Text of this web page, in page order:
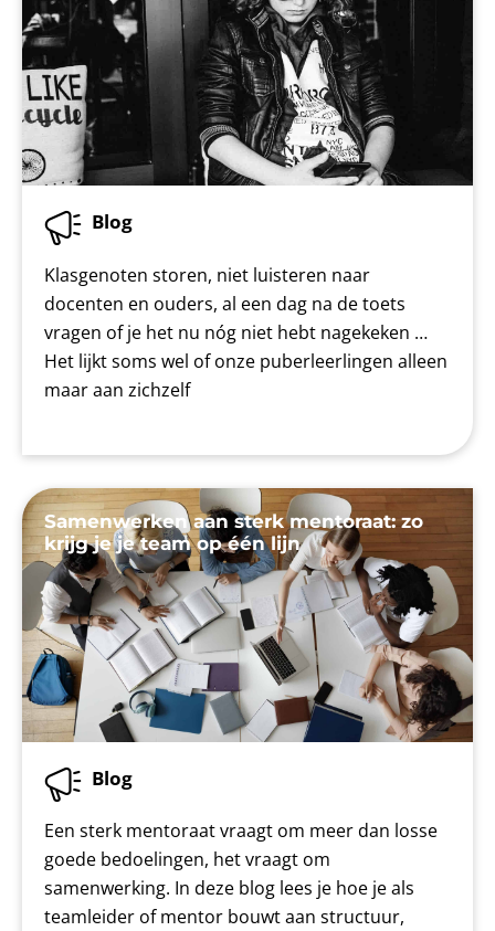
Blog
Klasgenoten storen, niet luisteren naar
docenten en ouders, al een dag na de toets
vragen of je het nu nóg niet hebt nagekeken …
Het lijkt soms wel of onze puberleerlingen alleen
maar aan zichzelf
Samenwerken aan sterk mentoraat: zo
krijg je je team op één lijn
Blog
Een sterk mentoraat vraagt om meer dan losse
goede bedoelingen, het vraagt om
samenwerking. In deze blog lees je hoe je als
teamleider of mentor bouwt aan structuur,